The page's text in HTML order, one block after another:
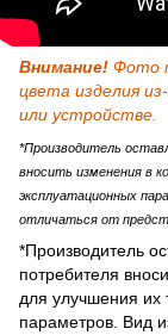
Внимание! Фото
цвета изделия
или устройстве.
*Производитель
вносить изменения в
эксплуатационных
отличаться от
*Производитель
потребителя
для улучшения их
параметров. Вид